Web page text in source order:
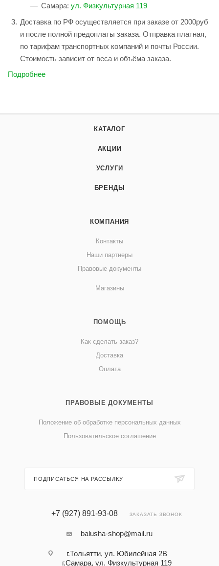
Самара: ул. Физкультурная 119
Доставка по РФ осуществляется при заказе от 2000руб
и после полной предоплаты заказа. Отправка платная,
по тарифам транспортных компаний и почты России.
Стоимость зависит от веса и объёма заказа.
Подробнее
КАТАЛОГ
АКЦИИ
УСЛУГИ
БРЕНДЫ
КОМПАНИЯ
Контакты
Наши партнеры
Правовые документы
Магазины
ПОМОЩЬ
Как сделать заказ?
Доставка
Оплата
ПРАВОВЫЕ ДОКУМЕНТЫ
Положение об обработке персональных данных
Пользовательское соглашение
ПОДПИСАТЬСЯ НА РАССЫЛКУ
+7 (927) 891-93-08 ЗАКАЗАТЬ ЗВОНОК
balusha-shop@mail.ru
г.Тольятти, ул. Юбилейная 2В
г.Самара, ул. Физкультурная 119